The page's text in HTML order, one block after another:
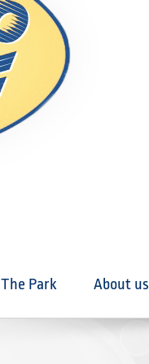
The Park About us